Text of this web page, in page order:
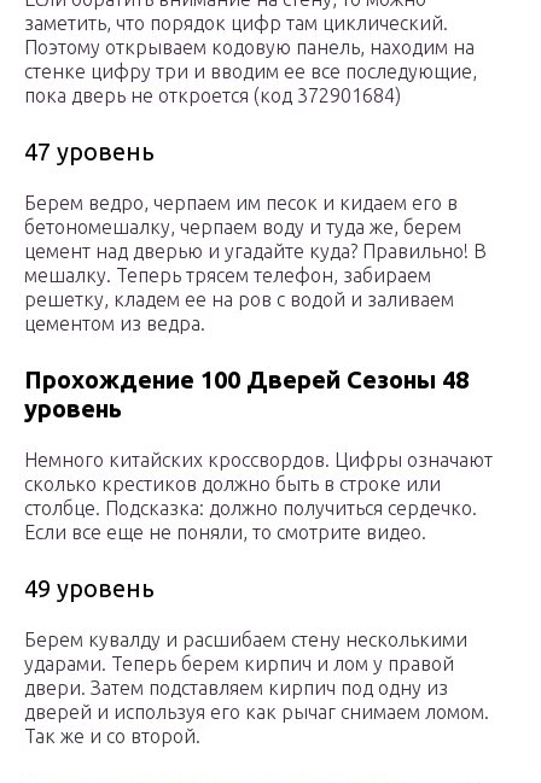
заметить, что порядок цифр там циклический.
Поэтому открываем кодовую панель, находим на
стенке цифру три и вводим ее все последующие,
пока дверь не откроется (код 372901684)
47 уровень
Берем ведро, черпаем им песок и кидаем его в
бетономешалку, черпаем воду и туда же, берем
цемент над дверью и угадайте куда? Правильно! В
мешалку. Теперь трясем телефон, забираем
решетку, кладем ее на ров с водой и заливаем
цементом из ведра.
Прохождение 100 Дверей Сезоны 48
уровень
Немного китайских кроссвордов. Цифры означают
сколько крестиков должно быть в строке или
столбце. Подсказка: должно получиться сердечко.
Если все еще не поняли, то смотрите видео.
49 уровень
Берем кувалду и расшибаем стену несколькими
ударами. Теперь берем кирпич и лом у правой
двери. Затем подставляем кирпич под одну из
дверей и используя его как рычаг снимаем ломом.
Так же и со второй.